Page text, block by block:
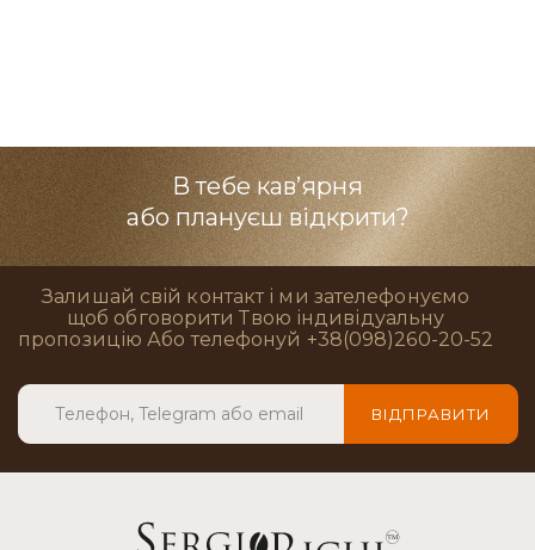
В тебе кав’ярня
або плануєш відкрити?
Залишай свій контакт і ми зателефонуємо
щоб обговорити Твою індивідуальну
пропозицію Або телефонуй +38(098)260-20-52
ВІДПРАВИТИ